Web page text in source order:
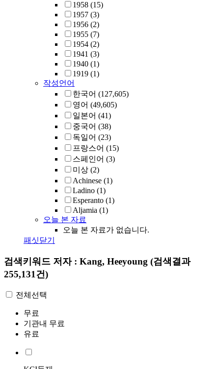
1958 (15)
1957 (3)
1956 (2)
1955 (7)
1954 (2)
1941 (3)
1940 (1)
1919 (1)
작성언어
한국어 (127,605)
영어 (49,605)
일본어 (41)
중국어 (38)
독일어 (23)
프랑스어 (15)
스페인어 (3)
미상 (2)
Achinese (1)
Ladino (1)
Esperanto (1)
Aljamia (1)
오늘 본 자료
오늘 본 자료가 없습니다.
패싯닫기
검색키워드 저자 : Kang, Heeyoung (검색결과
255,131건)
전체선택
무료
기관내 무료
유료